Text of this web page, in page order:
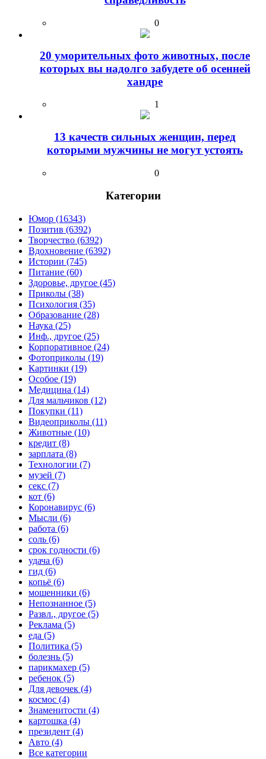
0
20 уморительных фото животных, после
которых вы надолго забудете об осенней
хандре
1
13 качеств сильных женщин, перед
которыми мужчины не могут устоять
0
Категории
Юмор (16343)
Позитив (6392)
Творчество (6392)
Вдохновение (6392)
Истории (745)
Питание (60)
Здоровье, другое (45)
Приколы (38)
Психология (35)
Образование (28)
Наука (25)
Инф., другое (25)
Корпоративное (24)
Фотоприколы (19)
Картинки (19)
Особое (19)
Медицина (14)
Для мальчиков (12)
Покупки (11)
Видеоприколы (11)
Животные (10)
кредит (8)
зарплата (8)
Технологии (7)
музей (7)
секс (7)
кот (6)
Коронавирус (6)
Мысли (6)
работа (6)
соль (6)
срок годности (6)
удача (6)
гид (6)
копьё (6)
мошенники (6)
Непознанное (5)
Развл., другое (5)
Реклама (5)
еда (5)
Политика (5)
болезнь (5)
парикмахер (5)
ребенок (5)
Для девочек (4)
космос (4)
Знаменитости (4)
картошка (4)
президент (4)
Авто (4)
Все категории